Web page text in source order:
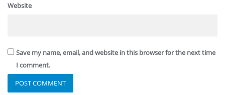
Website
Save my name, email, and website in this browser for the next time
I comment.